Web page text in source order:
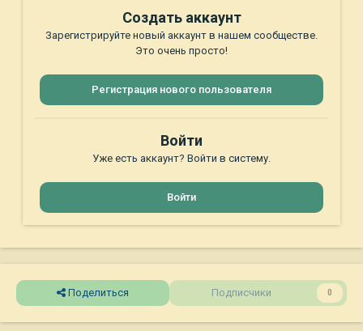
Создать аккаунт
Зарегистрируйте новый аккаунт в нашем сообществе.
Это очень просто!
Регистрация нового пользователя
Войти
Уже есть аккаунт? Войти в систему.
Войти
Поделиться Подписчики 0